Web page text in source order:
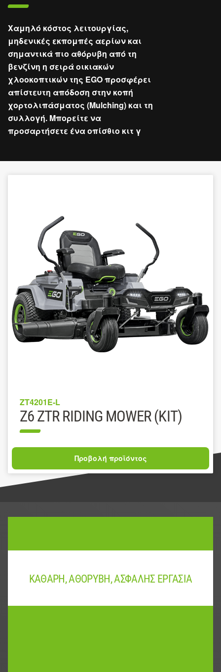
Χαμηλό κόστος λειτουργίας,
μηδενικές εκπομπές αερίων και
σημαντικά πιο αθόρυβη από τη
βενζίνη η σειρά οικιακών
χλοοκοπτικών της EGO προσφέρει
απίστευτη απόδοση στην κοπή
χορτολιπάσματος (Mulching) και τη
συλλογή. Μπορείτε να
προσαρτήσετε ένα οπίσθιο κιτ γ
ZT4201E-L
Z6 ZTR RIDING MOWER (KIT)
Προβολή προϊόντος
ΚΑΘΑΡΉ, ΑΘΌΡΥΒΗ, ΑΣΦΑΛΉΣ ΕΡΓΑΣΊΑ